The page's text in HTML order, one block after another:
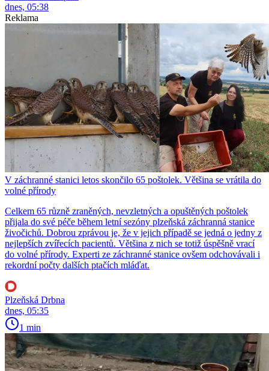
dnes, 05:38
Reklama
V záchranné stanici letos skončilo 65 poštolek. Většina se vrátila do
volné přírody
Celkem 65 různě zraněných, nevzletných a opuštěných poštolek
přijala do své péče během letní sezóny plzeňská záchranná stanice
živočichů. Dobrou zprávou je, že v jejich případě se jedná o jedny z
nejlepších zvířecích pacientů. Většina z nich se totiž úspěšně vrací
do volné přírody. Experti ze záchranné stanice ovšem odchovávali i
rekordní počty dalších ptačích mláďat.
Plzeňská Drbna
dnes, 05:35
1 min